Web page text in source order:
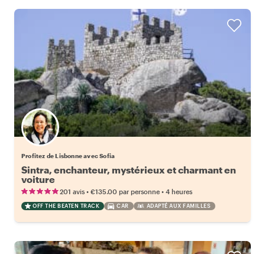
Profitez de Lisbonne avec Sofia
Sintra, enchanteur, mystérieux et charmant en
voiture
201 avis • €135.00 par personne • 4 heures
OFF THE BEATEN TRACK CAR ADAPTÉ AUX FAMILLES